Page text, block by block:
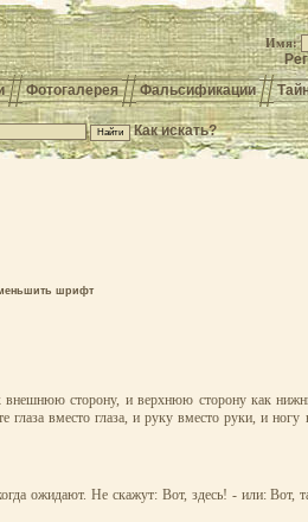
Имя:
Фотогалерея Фальсификации
Как искать?
шрифт
внешнюю сторону, и верхнюю сторону как
вместо глаза, и руку вместо руки, и ногу
ожидают. Не скажут: Вот, здесь! - или: Вот,